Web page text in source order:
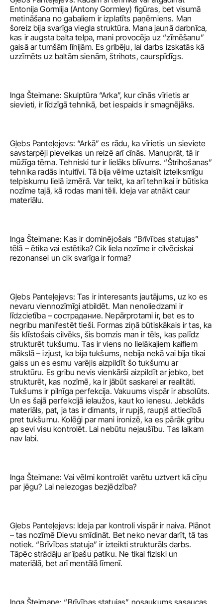
Entonija Gormlija (Antony Gormley) figūras, bet visumā
metināšana no gabaliem ir izplatīts paņēmiens. Man
šoreiz bija svarīga viegla struktūra. Mana jaunā darbnīca,
kas ir augsta balta telpa, mani provocēja uz “zīmēšanu”
gaisā ar tumšām līnijām. Es gribēju, lai darbs izskatās kā
uzzīmēts uz baltām sienām, štrihots, caurspīdīgs.
Inga Šteimane: Skulptūra “Arka”, kur cīnās vīrietis ar
sievieti, ir līdzīgā tehnikā, bet iespaids ir smagnējāks.
Gļebs Panteļejevs: “Arkā” es rādu, ka vīrietis un sieviete
savstarpēji pievelkas un reizē arī cīnās. Manuprāt, tā ir
mūžīga tēma. Tehniski tur ir lielāks blīvums. “Štrihošanas”
tehnika radās intuitīvi. Tā bija vēlme uztaisīt izteiksmīgu
telpiskumu lielā izmērā. Var teikt, ka arī tehnikai ir būtiska
nozīme tajā, kā rodas mani tēli. Ideja var atnākt caur
materiālu.
Inga Šteimane: Kas ir dominējošais “Brīvības statujas”
tēlā – ētika vai estētika? Cik liela nozīme ir cilvēciskai
rezonansei un cik svarīga ir forma?
Gļebs Panteļejevs: Tas ir interesants jautājums, uz ko es
nevaru viennozīmīgi atbildēt. Man nenoliedzami ir
līdzcietība – сострадание. Nepārprotami ir, bet es to
negribu manifestēt tieši. Formas ziņā būtiskākais ir tas, ka
šis klīstošais cilvēks, šis bomzis man ir tēls, kas palīdz
strukturēt tukšumu. Tas ir viens no lielākajiem kaifiem
mākslā – izjust, ka bija tukšums, nebija nekā vai bija tikai
gaiss un es esmu varējis aizpildīt šo tukšumu ar
struktūru. Es gribu nevis vienkārši aizpildīt ar jebko, bet
strukturēt, kas nozīmē, ka ir jābūt saskarei ar realitāti.
Tukšums ir pilnīga perfekcija. Vakuums vispār ir absolūts.
Un es šajā perfekcijā ielaužos, kaut ko ienesu. Jebkāds
materiāls, pat, ja tas ir dimants, ir rupjš, raupjš attiecībā
pret tukšumu. Kolēģi par mani ironizē, ka es pārāk gribu
ap sevi visu kontrolēt. Lai nebūtu nejaušību. Tas laikam
nav labi.
Inga Šteimane: Vai vēlmi kontrolēt varētu uztvert kā cīņu
par jēgu? Lai neiezogas bezjēdzība?
Gļebs Panteļejevs: Ideja par kontroli vispār ir naiva. Plānot
– tas nozīmē Dievu smīdināt. Bet neko nevar darīt, tā tas
notiek. “Brīvības statuja” ir izteikti strukturāls darbs.
Tāpēc strādāju ar īpašu patiku. Ne tikai fiziski un
materiālā, bet arī mentālā līmenī.
Inga Šteimane: “Brīvības statujas” nosaukums sasaucas